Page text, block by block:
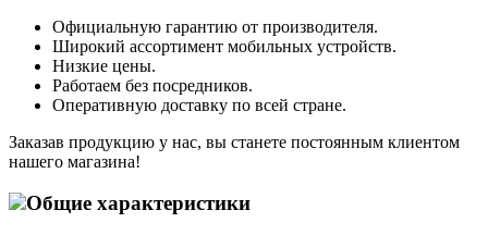
Официальную гарантию от производителя.
Широкий ассортимент мобильных устройств.
Низкие цены.
Работаем без посредников.
Оперативную доставку по всей стране.
Заказав продукцию у нас, вы станете постоянным клиентом
нашего магазина!
Общие характеристики